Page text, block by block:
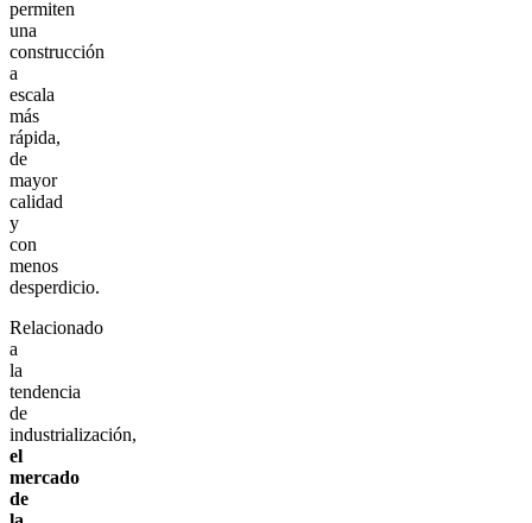
permiten
una
construcción
a
escala
más
rápida,
de
mayor
calidad
y
con
menos
desperdicio.
Relacionado
a
la
tendencia
de
industrialización,
el
mercado
de